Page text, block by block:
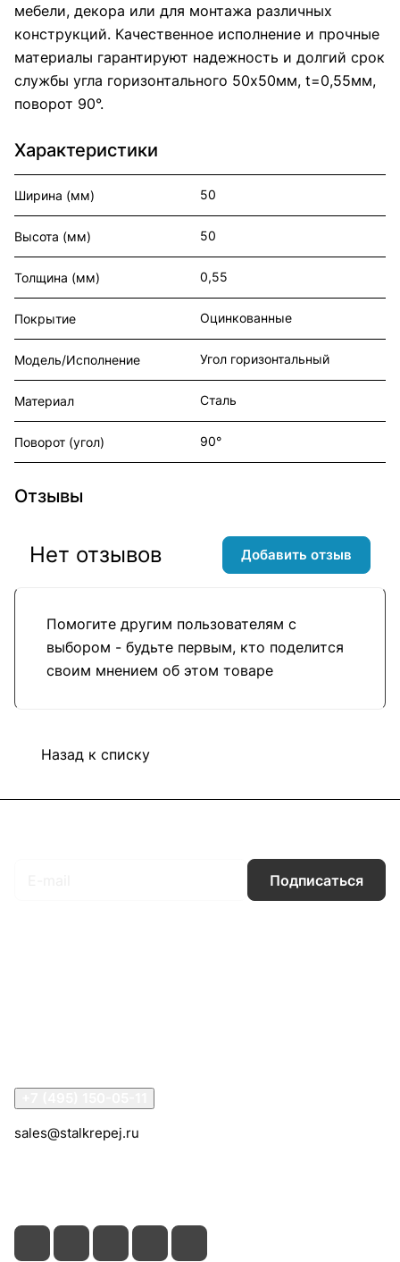
мебели, декора или для монтажа различных
конструкций. Качественное исполнение и прочные
материалы гарантируют надежность и долгий срок
службы угла горизонтального 50x50мм, t=0,55мм,
поворот 90°.
Характеристики
Ширина (мм) 50
Высота (мм) 50
Толщина (мм) 0,55
Покрытие Оцинкованные
Модель/Исполнение Угол горизонтальный
Материал Сталь
Поворот (угол) 90°
Отзывы
Помогите другим пользователям с
выбором - будьте первым, кто поделится
своим мнением об этом товаре
Нет отзывов Добавить отзыв
Назад к списку
Подписаться
sales@stalkrepej.ru